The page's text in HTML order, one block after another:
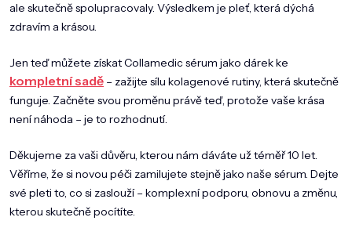
ale skutečně spolupracovaly. Výsledkem je pleť, která dýchá
zdravím a krásou.
Jen teď můžete získat Collamedic sérum jako dárek ke
kompletní sadě – zažijte sílu kolagenové rutiny, která skutečně
funguje. Začněte svou proměnu právě teď, protože vaše krása
není náhoda – je to rozhodnutí.
Děkujeme za vaši důvěru, kterou nám dáváte už téměř 10 let.
Věříme, že si novou péči zamilujete stejně jako naše sérum. Dejte
své pleti to, co si zaslouží – komplexní podporu, obnovu a změnu,
kterou skutečně pocítíte.